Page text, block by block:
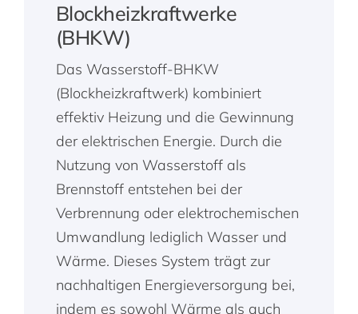
Blockheizkraftwerke
(BHKW)
Das Wasserstoff-BHKW
(Blockheizkraftwerk) kombiniert
effektiv Heizung und die Gewinnung
der elektrischen Energie. Durch die
Nutzung von Wasserstoff als
Brennstoff entstehen bei der
Verbrennung oder elektrochemischen
Umwandlung lediglich Wasser und
Wärme. Dieses System trägt zur
nachhaltigen Energieversorgung bei,
indem es sowohl Wärme als auch